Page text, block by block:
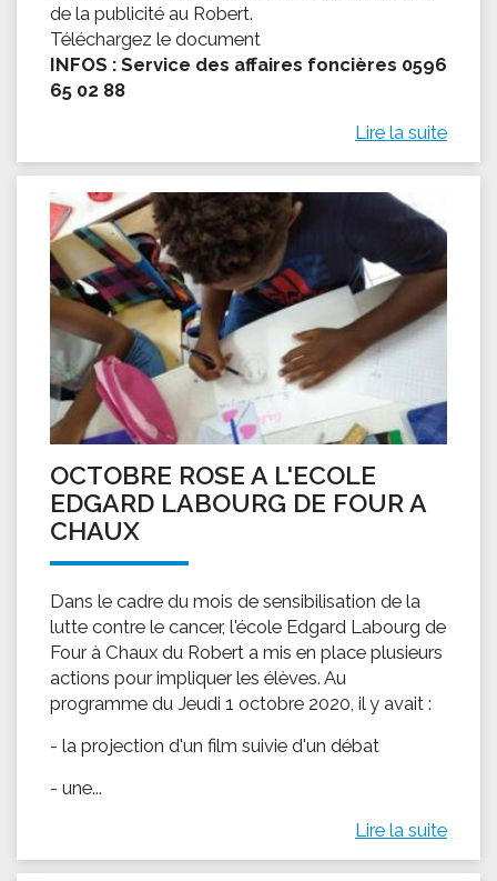
de la publicité au Robert.
Téléchargez le document
INFOS : Service des affaires foncières 0596
65 02 88
Lire la suite
OCTOBRE ROSE A L'ECOLE
EDGARD LABOURG DE FOUR A
CHAUX
Dans le cadre du mois de sensibilisation de la
lutte contre le cancer, l'école Edgard Labourg de
Four à Chaux du Robert a mis en place plusieurs
actions pour impliquer les élèves. Au
programme du Jeudi 1 octobre 2020, il y avait :
- la projection d'un film suivie d'un débat
- une...
Lire la suite